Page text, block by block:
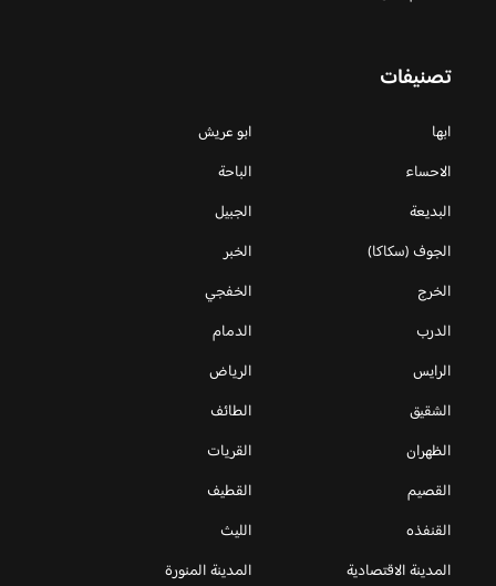
تصنيفات
ابها
ابو عريش
الاحساء
الباحة
البديعة
الجبيل
الجوف (سكاكا)
الخبر
الخرج
الخفجي
الدرب
الدمام
الرايس
الرياض
الشقيق
الطائف
الظهران
القريات
القصيم
القطيف
القنفذه
الليث
المدينة الاقتصادية
المدينة المنورة